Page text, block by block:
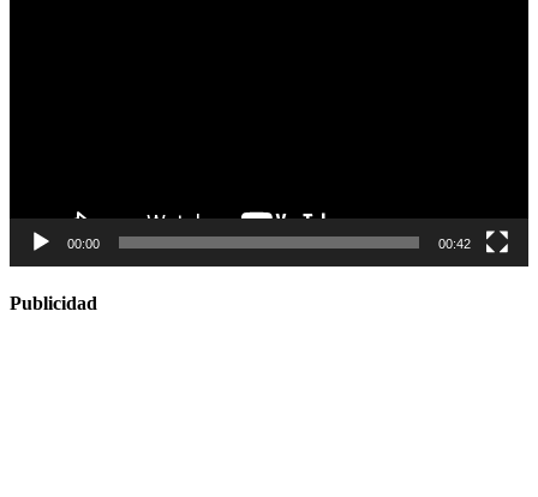
00:00 00:42
Publicidad